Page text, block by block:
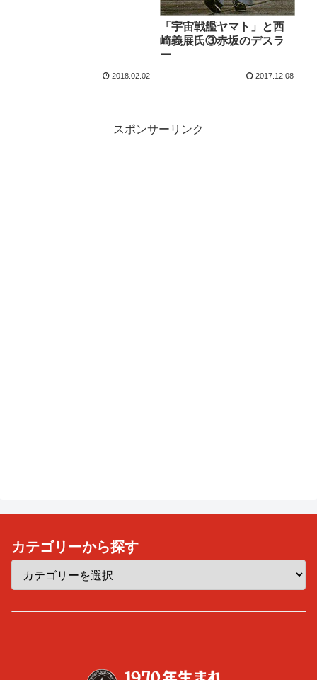
2018.02.02
「宇宙戦艦ヤマト」と西
崎義展氏③赤坂のデスラ
ー
2017.12.08
スポンサーリンク
カテゴリーから探す